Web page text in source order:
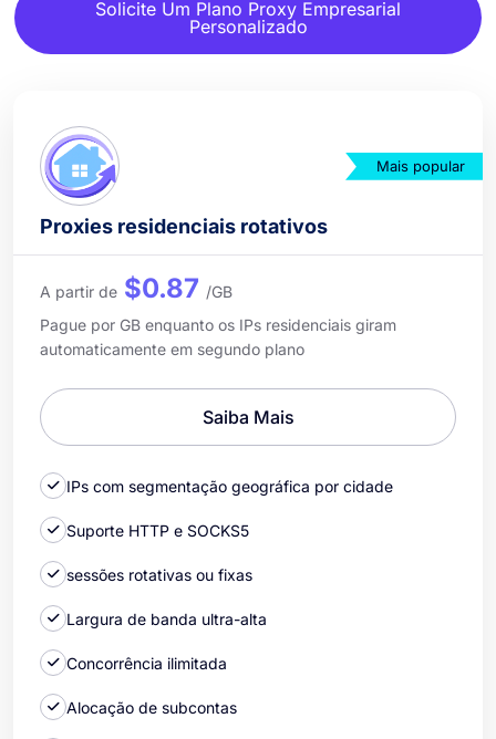
Solicite Um Plano Proxy Empresarial
Personalizado
Mais popular
Proxies residenciais rotativos
A partir de $0.87 /GB
Pague por GB enquanto os IPs residenciais giram
automaticamente em segundo plano
Saiba Mais
IPs com segmentação geográfica por cidade
Suporte HTTP e SOCKS5
sessões rotativas ou fixas
Largura de banda ultra-alta
Concorrência ilimitada
Alocação de subcontas